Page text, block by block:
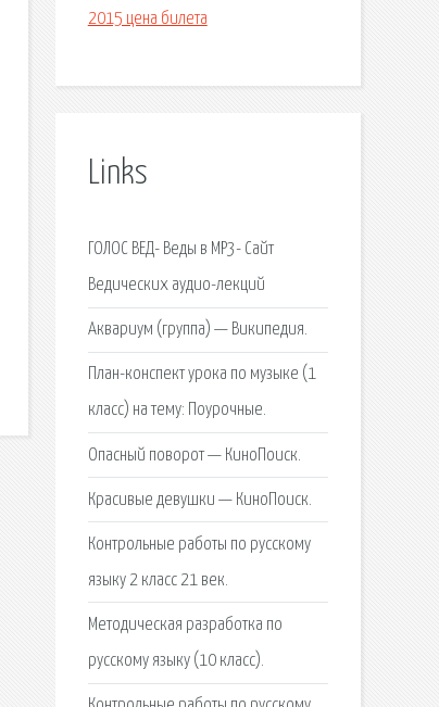
2015 цена билета
Links
ГОЛОС ВЕД- Веды в МР3- Сайт
Ведических аудио-лекций
Аквариум (группа) — Википедия.
План-конспект урока по музыке (1
класс) на тему: Поурочные.
Опасный поворот — КиноПоиск.
Красивые девушки — КиноПоиск.
Контрольные работы по русскому
языку 2 класс 21 век.
Методическая разработка по
русскому языку (10 класс).